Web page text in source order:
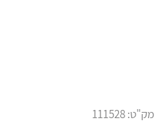
מק"ט:111528